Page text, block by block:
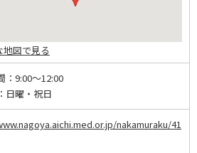
地図で見る
： 9:00～12:00
日曜・祝日
nakamuraku/41